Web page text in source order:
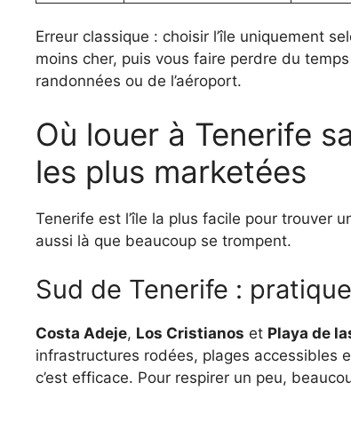
Erreur classique : choisir l’île uniquement
moins cher, puis vous faire perdre du
randonnées ou de l’aéroport.
Où louer à Tenerife sans payer trop cher les zones
les plus marketées
Tenerife est l’île la plus facile pour trouver
aussi là que beaucoup se trompent.
Sud de Tenerife :
Costa Adeje, Los Cristianos et Playa de
infrastructures rodées, plages accessibles
c’est efficace. Pour respirer un peu,